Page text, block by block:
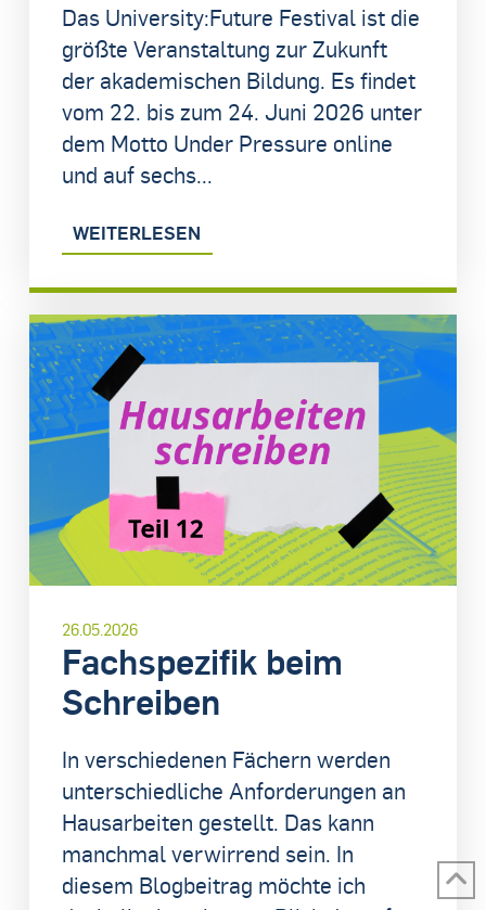
Das University:Future Festival ist die
größte Veranstaltung zur Zukunft
der akademischen Bildung. Es findet
vom 22. bis zum 24. Juni 2026 unter
dem Motto Under Pressure online
und auf sechs...
WEITERLESEN
26.05.2026
Fachspezifik beim
Schreiben
In verschiedenen Fächern werden
unterschiedliche Anforderungen an
Hausarbeiten gestellt. Das kann
manchmal verwirrend sein. In
diesem Blogbeitrag möchte ich